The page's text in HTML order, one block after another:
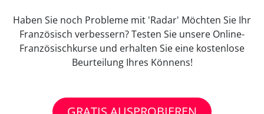
Haben Sie noch Probleme mit 'Radar' Möchten Sie Ihr
Französisch verbessern? Testen Sie unsere Online-
Französischkurse und erhalten Sie eine kostenlose
Beurteilung Ihres Könnens!